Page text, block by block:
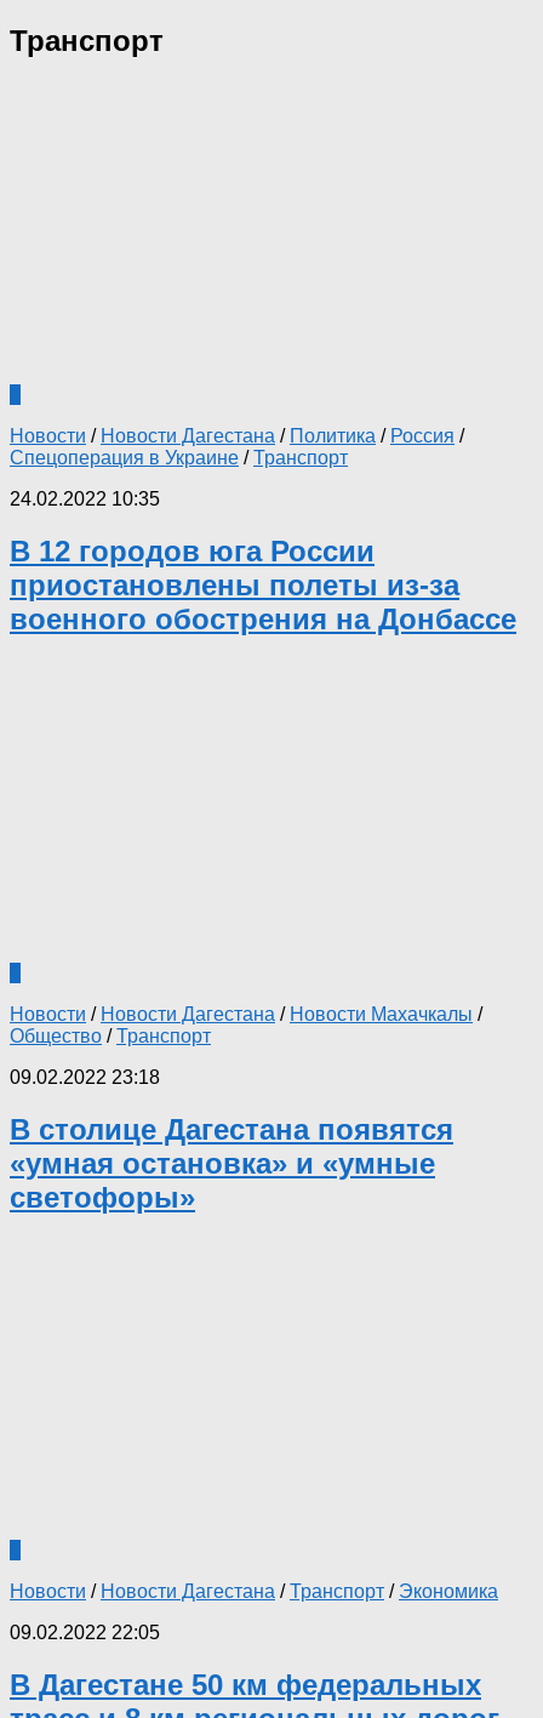
Транспорт
Новости / Новости Дагестана / Политика / Россия /
Спецоперация в Украине /Транспорт
24.02.2022 10:35
В 12 городов юга России
приостановлены полеты из-за
военного обострения на Донбассе
Новости / Новости Дагестана / Новости Махачкалы /
Общество /Транспорт
09.02.2022 23:18
В столице Дагестана появятся
«умная остановка» и «умные
светофоры»
Новости / Новости Дагестана /Транспорт / Экономика
09.02.2022 22:05
В Дагестане 50 км федеральных